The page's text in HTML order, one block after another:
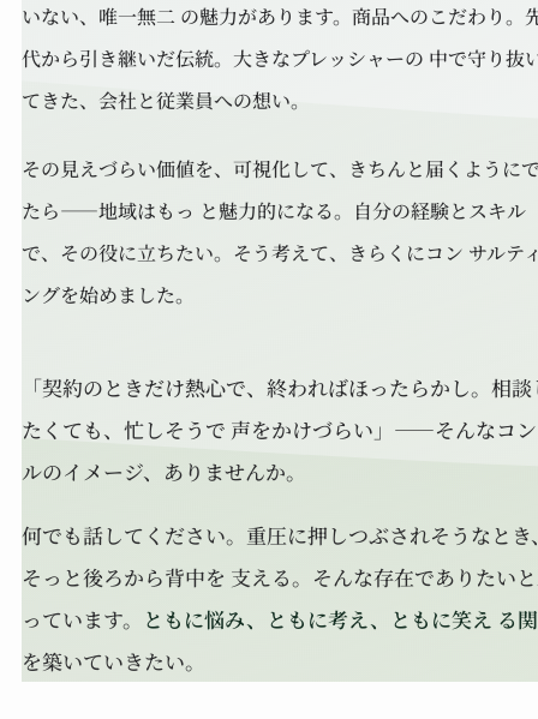
いない、唯一無二 の魅力があります。商品へのこだわり。
代から引き継いだ伝統。大きなプレッシャーの 中で守り抜
てきた、会社と従業員への想い。
その見えづらい価値を、可視化して、きちんと届くように
たら——地域はもっ と魅力的になる。自分の経験とスキル
で、その役に立ちたい。そう考えて、きらくにコン サルテ
ングを始めました。
「契約のときだけ熱心で、終わればほったらかし。相談
たくても、忙しそうで 声をかけづらい」——そんなコ
ルのイメージ、ありませんか。
何でも話してください。重圧に押しつぶされそうなとき
そっと後ろから背中を 支える。そんな存在でありたい
っています。 ともに悩み、ともに考え、ともに笑え る
を築いていきたい。